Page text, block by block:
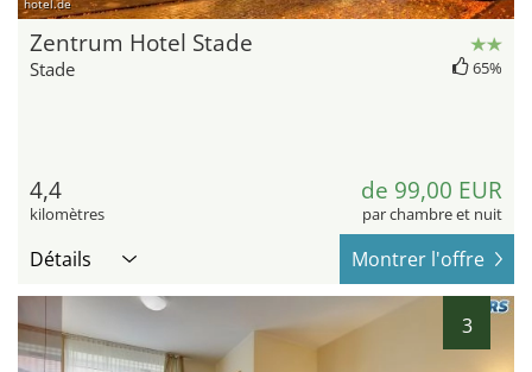
hotel.de
Zentrum Hotel Stade
Stade 65%
4,4
kilomètres
de 99,00 EUR
par chambre et nuit
Détails Montrer l'offre
3